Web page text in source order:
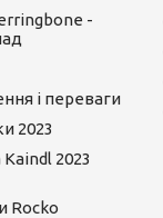
-
і переваги
2023
2023
Rocko